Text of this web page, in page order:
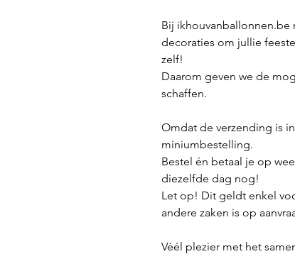
Bij
decoraties om jullie
zelf!
Daarom geven we de
schaffen.
Omdat de verzending is
miniumbestelling.
Bestel én betaal je op
diezelfde dag nog!
Let op! Dit geldt enkel
andere zaken is op
Véél plezier met het